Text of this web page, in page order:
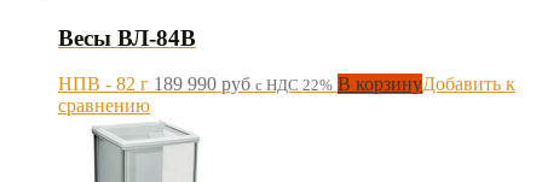
Весы ВЛ-84В
НПВ - 82 г 189 990 руб с НДС 22% В корзинуДобавить к
сравнению